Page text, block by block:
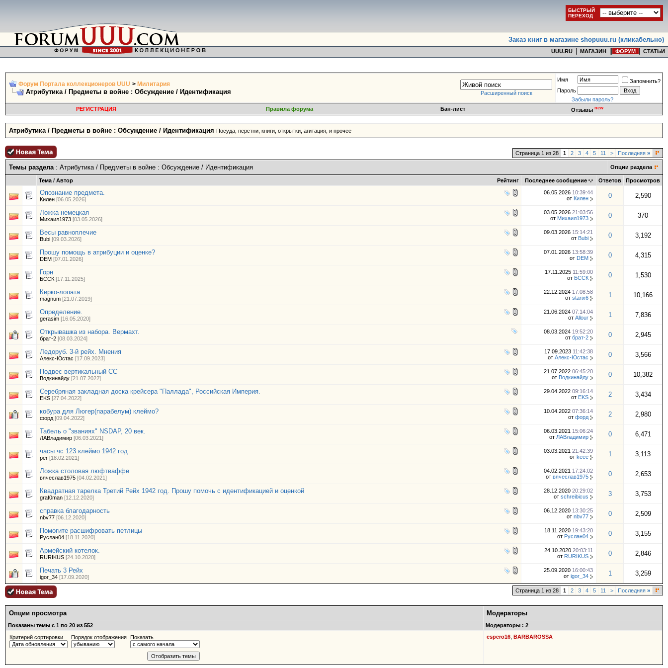
БЫСТРЫЙ
ПЕРЕХОД
Заказ книг в магазине shopuuu.ru (кликабельно)
UUU.RU МАГАЗИН ФОРУМ СТАТЬИ
Форум Портала коллекционеров UUU > Милитария
Атрибутика / Предметы в войне : Обсуждение / Идентификация Расширенный поиск
Имя
Запомнить?
Пароль
Забыли пароль?
РЕГИСТРАЦИЯ
Правила форума Бан-лист Отзывы new
Атрибутика / Предметы в войне : Обсуждение / Идентификация Посуда, перстни, книги, открытки, агитация, и прочее
Страница 1 из 28 1 2 3 4 5 11 > Последняя »
Темы раздела: Атрибутика / Предметы в войне : Обсуждение / Идентификация Опции раздела
Рейтинг
Тема / Автор Последнее сообщение Ответов Просмотров
Опознание предмета.
Килен [06.05.2026]
06.05.2026 10:39:44
от Килен 0 2,590
Ложка немецкая
Михаил1973 [03.05.2026]
03.05.2026 21:03:56
от Михаил1973 0 370
Весы равноплечие
Bubi [09.03.2026]
09.03.2026 15:14:21
от Bubi 0 3,192
Прошу помощь в атрибуции и оценке?
DEM [07.01.2026]
07.01.2026 13:58:39
от DEM 0 4,315
Горн
БССК [17.11.2025]
17.11.2025 11:59:00
от БССК 0 1,530
Кирко-лопата
magnum [21.07.2019]
22.12.2024 17:08:58
от starix6 1 10,166
Определение.
gerasim [16.05.2020]
21.06.2024 07:14:04
от Allour 1 7,836
Открывашка из набора. Вермахт.
брат-2 [08.03.2024]
08.03.2024 19:52:20
от брат-2 0 2,945
Ледоруб. 3-й рейх. Мнения
Алекс-Юстас [17.09.2023]
17.09.2023 11:42:38
от Алекс-Юстас 0 3,566
Подвес вертикальный СС
Водкинайду [21.07.2022]
21.07.2022 06:45:20
от Водкинайду 0 10,382
Серебряная закладная доска крейсера "Паллада", Российская Империя.
EKS [27.04.2022]
29.04.2022 09:16:14
от EKS 2 3,434
кобура для Люгер(парабелум) клеймо?
форд [09.04.2022]
10.04.2022 07:36:14
от форд 2 2,980
Табель о "званиях" NSDAP, 20 век.
ЛАВладимир [06.03.2021]
06.03.2021 15:06:24
от ЛАВладимир 0 6,471
часы чс 123 клеймо 1942 год
per [18.02.2021]
03.03.2021 21:42:39
от keee 1 3,113
Ложка столовая люфтваффе
вячеслав1975 [04.02.2021]
04.02.2021 17:24:02
от вячеслав1975 0 2,653
Квадратная тарелка Третий Рейх 1942 год. Прошу помочь с идентификацией и оценкой
graf0man [12.12.2020]
28.12.2020 20:29:02
от schreibicus 3 3,753
справка благодарность
nbv77 [06.12.2020]
06.12.2020 13:30:25
от nbv77 0 2,509
Помогите расшифровать петлицы
Руслан04 [18.11.2020]
18.11.2020 19:43:20
от Руслан04 0 3,155
Армейский котелок.
RURIKUS [24.10.2020]
24.10.2020 20:03:11
от RURIKUS 0 2,846
Печать 3 Рейх
igor_34 [17.09.2020]
25.09.2020 16:00:43
от igor_34 1 3,259
Страница 1 из 28 1 2 3 4 5 11 > Последняя »
Опции просмотра Модераторы
Показаны темы с 1 по 20 из 552
Модераторы : 2
Критерий сортировки
Порядок отображения Показать espero16 BARBAROSSA